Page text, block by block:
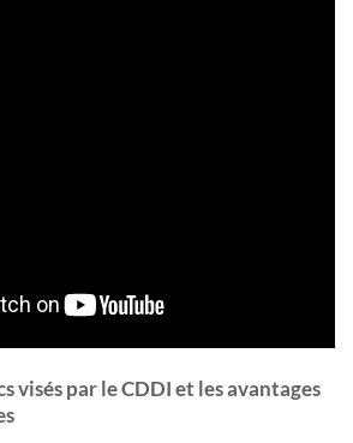
visés par le CDDI et les avantages